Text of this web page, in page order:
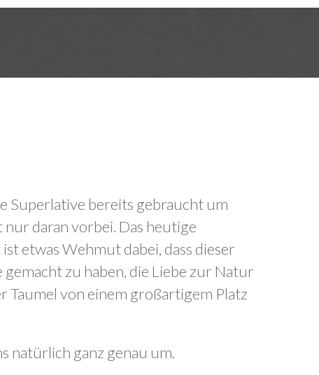
Superlative bereits gebraucht um
daran vorbei. Das heutige
etwas Wehmut dabei, dass dieser
zu haben, die Liebe zur Natur
Taumel von einem großartigem Platz
natürlich ganz genau um.